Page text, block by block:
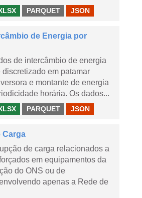
PARQUET JSON
de Energia por
de intercâmbio de energia
em patamar
e montante de energia
horária. Os dados...
PARQUET JSON
Carga
de carga relacionados a
em equipamentos da
do ONS ou de
apenas a Rede de